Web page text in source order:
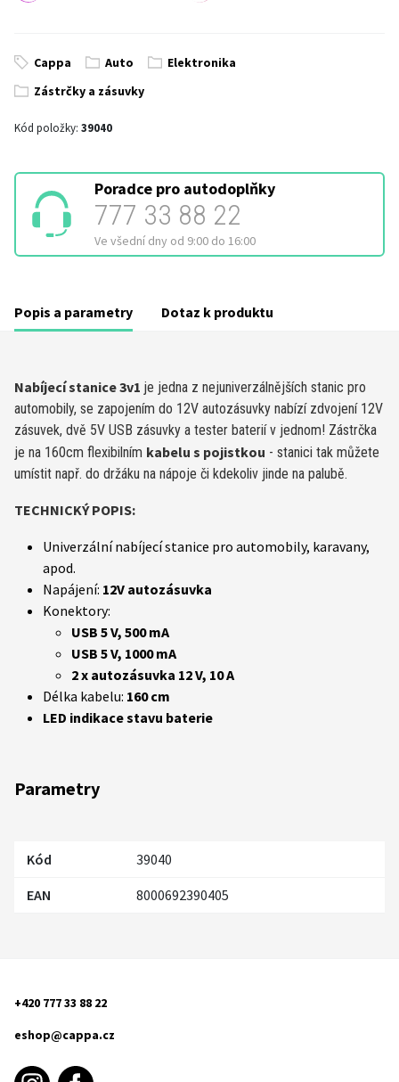
Cappa Auto
Elektronika
Zástrčky a zásuvky
Kód položky: 39040
Poradce pro autodoplňky
777 33 88 22
Ve všední dny od 9:00 do 16:00
Popis a parametry Dotaz k produktu
Nabíjecí stanice 3v1 je jedna z nejuniverzálnějších stanic pro
automobily, se zapojením do 12V autozásuvky nabízí zdvojení 12V
zásuvek, dvě 5V USB zásuvky a tester baterií v jednom! Zástrčka
je na 160cm flexibilním kabelu s pojistkou - stanici tak můžete
umístit např. do držáku na nápoje či kdekoliv jinde na palubě.
TECHNICKÝ POPIS:
Univerzální nabíjecí stanice pro automobily, karavany,
apod.
Napájení: 12V autozásuvka
Konektory:
USB 5 V, 500 mA
USB 5 V, 1000 mA
2 x autozásuvka 12 V, 10 A
Délka kabelu: 160 cm
LED indikace stavu baterie
Parametry
Kód
39040
EAN
8000692390405
+420 777 33 88 22
eshop@cappa.cz